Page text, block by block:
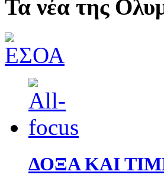
Τα νέα της
ΔΟΞΑ ΚΑΙ